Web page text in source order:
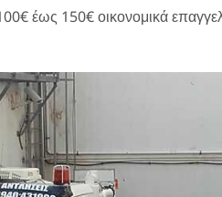
έως 150€ οικονομικά